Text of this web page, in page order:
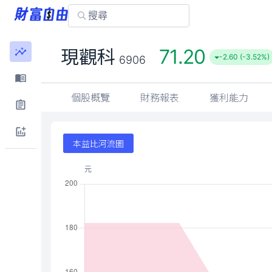
現觀科 6906 71.20 -2.60 (-3.52%)
個股概覽 財務報表 獲利能力
本益比河流圖